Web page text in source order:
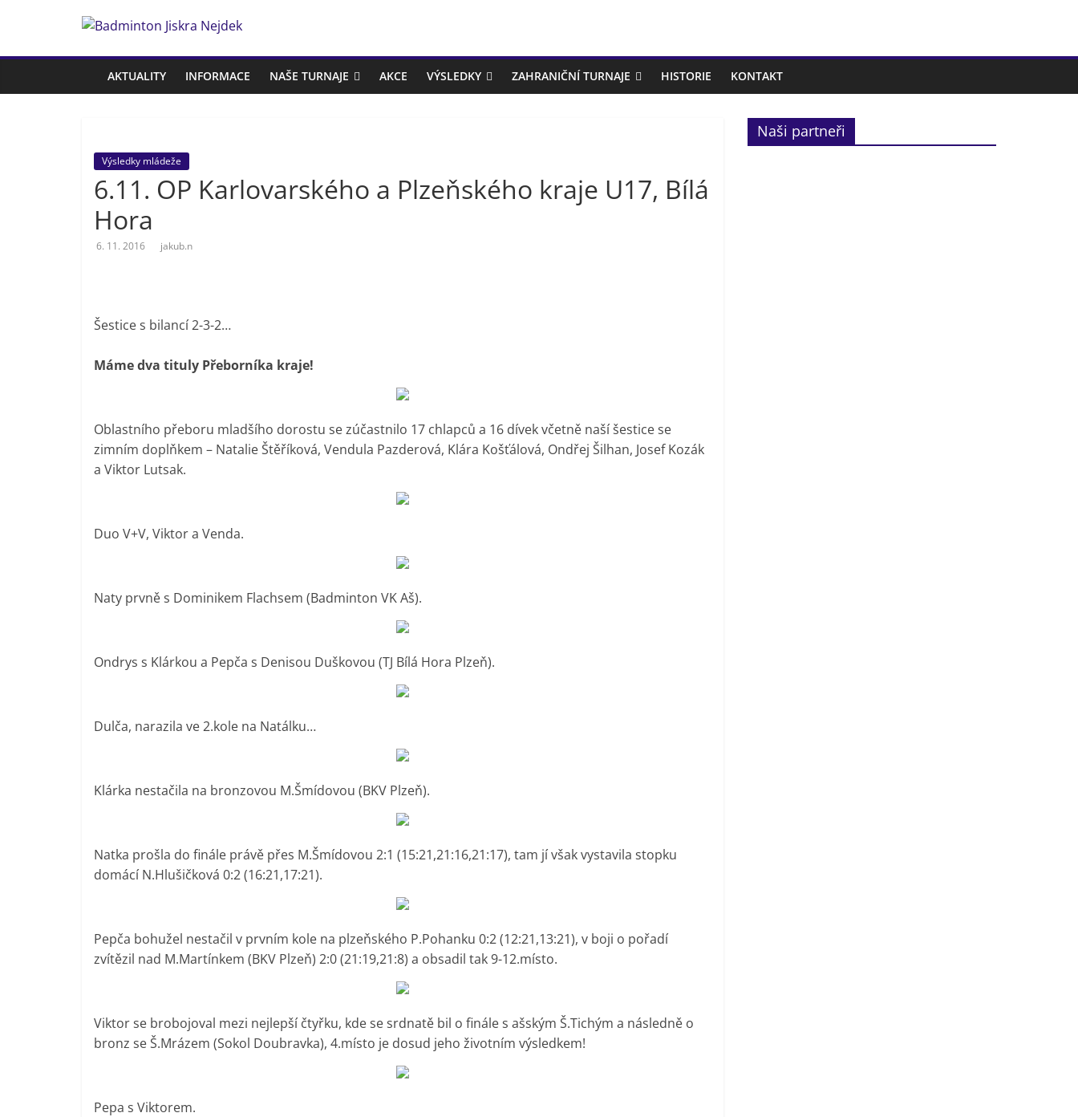
Badminton
Jiskra
Badmintonový
oddíl
Nejdek
AKTUALITY INFORMACE NAŠE TURNAJE AKCE VÝSLEDKY ZAHRANIČNÍ TURNAJE HISTORIE KONTAKT
Výsledky mládeže
6.11. OP Karlovarského a Plzeňského kraje U17, Bílá
Hora
6. 11. 2016 jakub.n
Šestice s bilancí 2-3-2…
Máme dva tituly Přeborníka kraje!
Oblastního přeboru mladšího dorostu se zúčastnilo 17 chlapců a 16 dívek včetně naší šestice se
zimním doplňkem – Natalie Štěříková, Vendula Pazderová, Klára Košťálová, Ondřej Šilhan, Josef Kozák
a Viktor Lutsak.
Duo V+V, Viktor a Venda.
Naty prvně s Dominikem Flachsem (Badminton VK Aš).
Ondrys s Klárkou a Pepča s Denisou Duškovou (TJ Bílá Hora Plzeň).
Dulča, narazila ve 2.kole na Natálku…
Klárka nestačila na bronzovou M.Šmídovou (BKV Plzeň).
Natka prošla do finále právě přes M.Šmídovou 2:1 (15:21,21:16,21:17), tam jí však vystavila stopku
domácí N.Hlušičková 0:2 (16:21,17:21).
Pepča bohužel nestačil v prvním kole na plzeňského P.Pohanku 0:2 (12:21,13:21), v boji o pořadí
zvítězil nad M.Martínkem (BKV Plzeň) 2:0 (21:19,21:8) a obsadil tak 9-12.místo.
Viktor se brobojoval mezi nejlepší čtyřku, kde se srdnatě bil o finále s ašským Š.Tichým a následně o
bronz se Š.Mrázem (Sokol Doubravka), 4.místo je dosud jeho životním výsledkem!
Pepa s Viktorem.
Naši partneři